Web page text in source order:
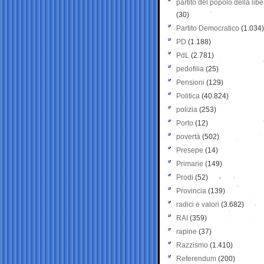
partito del popolo della
(30)
Partito Democratico (1.034)
PD (1.188)
PdL (2.781)
pedofilia (25)
Pensioni (129)
Politica (40.824)
polizia (253)
Porto (12)
povertà (502)
Presepe (14)
Primarie (149)
Prodi (52)
Provincia (139)
radici e valori (3.682)
RAI (359)
rapine (37)
Razzismo (1.410)
Referendum (200)